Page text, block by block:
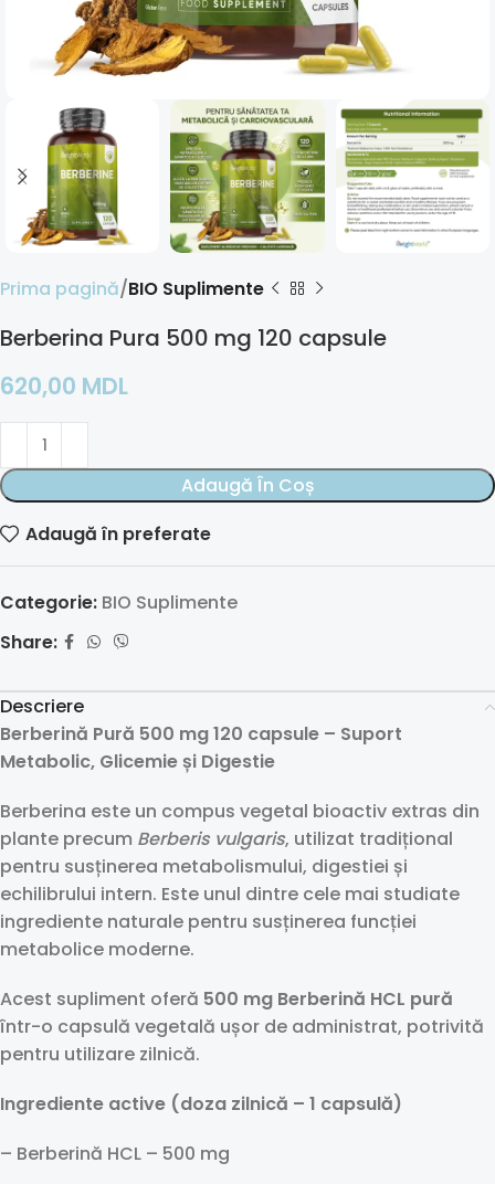
Prima pagină BIO Suplimente
Berberina Pura 500 mg 120 capsule
620,00 MDL
Adaugă În Coș
Adaugă în preferate
Categorie: BIO Suplimente
Share:
Descriere
Berberină Pură 500 mg 120 capsule – Suport
Metabolic, Glicemie și Digestie
Berberina este un compus vegetal bioactiv extras din
plante precum Berberis vulgaris, utilizat tradițional
pentru susținerea metabolismului, digestiei și
echilibrului intern. Este unul dintre cele mai studiate
ingrediente naturale pentru susținerea funcției
metabolice moderne.
Acest supliment oferă 500 mg Berberină HCL pură
într-o capsulă vegetală ușor de administrat, potrivită
pentru utilizare zilnică.
Ingrediente active (doza zilnică – 1 capsulă)
– Berberină HCL – 500 mg